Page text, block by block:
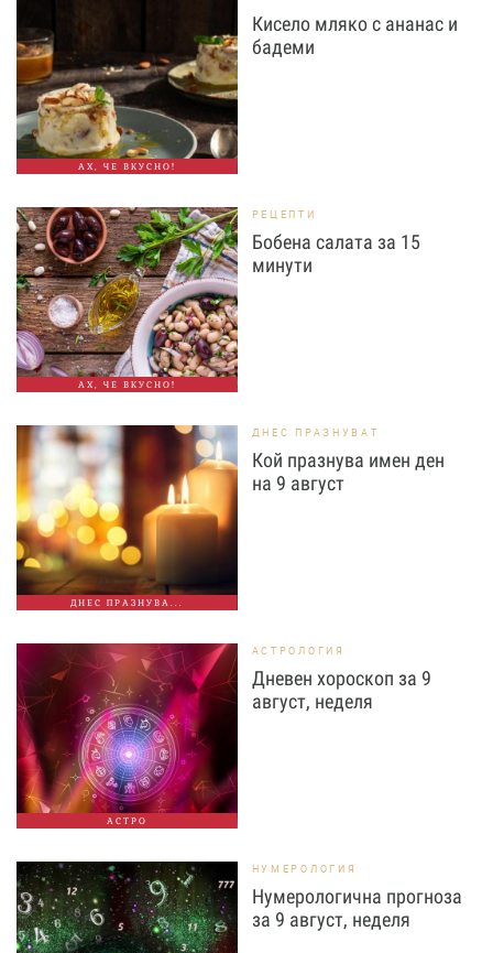
АХ, ЧЕ ВКУСНО!
Кисело мляко с ананас и
бадеми
АХ, ЧЕ ВКУСНО!
РЕЦЕПТИ
Бобена салата за 15
минути
ДНЕС ПРАЗНУВА...
ДНЕС ПРАЗНУВАТ
Кой празнува имен ден
на 9 август
АСТРО
АСТРОЛОГИЯ
Дневен хороскоп за 9
август, неделя
НУМЕРОЛОГИЯ
Нумерологична прогноза
за 9 август, неделя